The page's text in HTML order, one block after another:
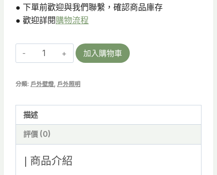
● 下單前歡迎與我們聯繫，確認商品庫存
● 歡迎詳閱購物流程
TUBE-
1
|
外
壁
12W
IP54
加入購物車
分類: 戶外壁燈, 戶外照明
描述
評價 (0)
| 商品介紹